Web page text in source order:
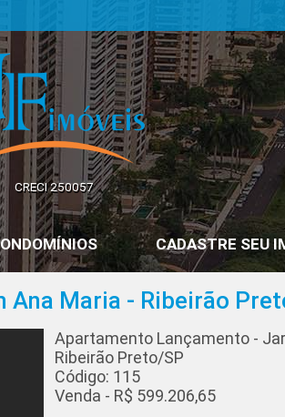
| Imobiliária em Ribeirão Preto | SP
CRECI 250057
CADASTRE SEU
Maria - Ribeirão
Apartamento Lançamento -
Ribeirão Preto/SP
Código: 115
Venda - R$ 599.206,65